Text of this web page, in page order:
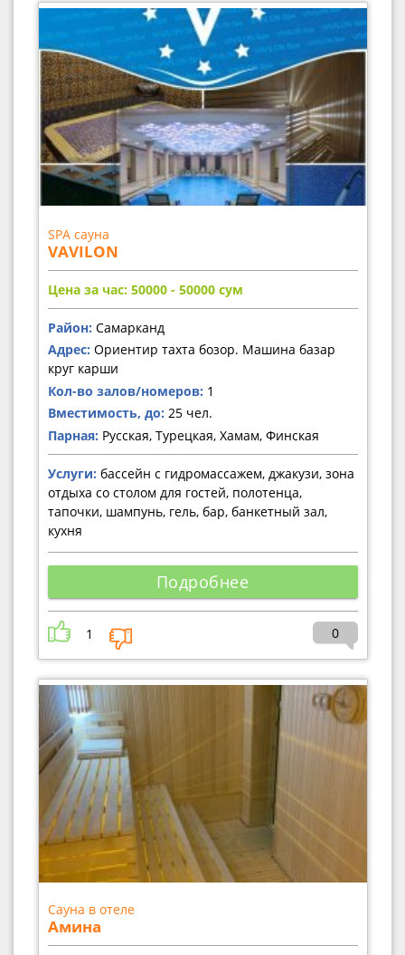
SPA сауна
VAVILON
Цена за час: 50000 - 50000 сум
Район: Самарканд
Адрес: Ориентир тахта бозор. Машина базар
круг карши
Кол-во залов/номеров: 1
Вместимость, до: 25 чел.
Парная: Русская, Турецкая, Хамам, Финская
Услуги: бассейн с гидромассажем, джакузи, зона
отдыха со столом для гостей, полотенца,
тапочки, шампунь, гель, бар, банкетный зал,
кухня
Подробнее
1 0
Сауна в отеле
Амина